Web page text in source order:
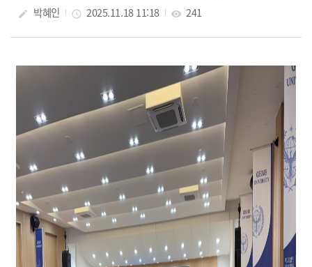
create 박혜인 access_time 2025.11.18 11:18 visibility 241